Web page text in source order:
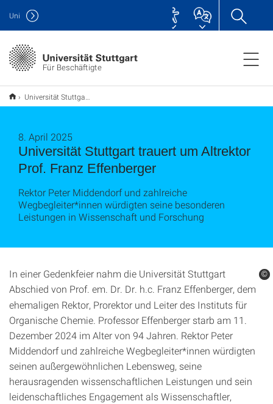
Für Beschäftigte
Uni
Universität Stuttgart trauert um Altrektor Prof. Franz Effenberger
Universität Stuttgart trauert um Altrektor
Prof. Franz Effenberger
8. April 2025
Rektor Peter Middendorf und zahlreiche
Wegbegleiter*innen würdigten seine besonderen
Leistungen in Wissenschaft und Forschung
In einer Gedenkfeier nahm die Universität Stuttgart
Abschied von Prof. em. Dr. Dr. h.c. Franz Effenberger, dem
ehemaligen Rektor, Prorektor und Leiter des Instituts für
Organische Chemie. Professor Effenberger starb am 11.
Dezember 2024 im Alter von 94 Jahren. Rektor Peter
Middendorf und zahlreiche Wegbegleiter*innen würdigten
seinen außergewöhnlichen Lebensweg, seine
herausragenden wissenschaftlichen Leistungen und sein
leidenschaftliches Engagement als Wissenschaftler,
©
©